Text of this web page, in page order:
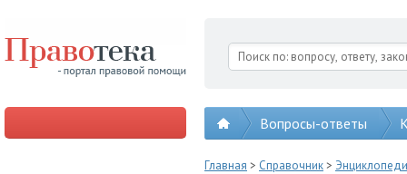
Вопросы-ответы
Главная > Справочник>